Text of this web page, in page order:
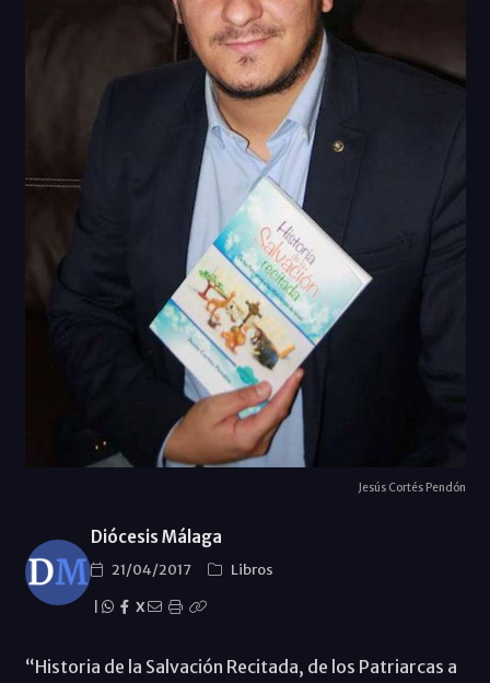
Jesús Cortés Pendón
Diócesis Málaga
21/04/2017
Libros
X
“Historia de la Salvación Recitada, de los Patriarcas a